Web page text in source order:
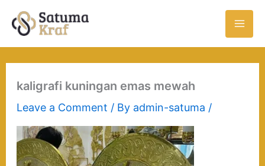
kaligrafi kuningan emas mewah
Leave a Comment / By admin-satuma /